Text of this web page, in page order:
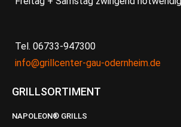
Tel. 06733-947300
info@grillcenter-gau-odernheim.de
GRILLSORTIMENT
NAPOLEON® GRILLS